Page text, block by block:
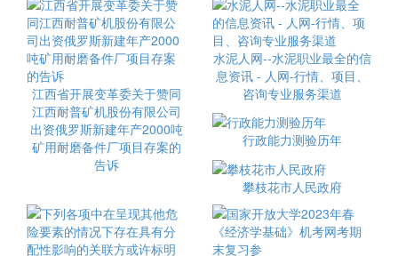
江西省开展变革委关于赞同
江西耐普矿机股份有限公司
出资俄罗斯新建年产2000吨
矿用耐磨备件厂项目存案的
告诉
水泥人网--水泥职业最全的信
息资讯 - 人网-行情、项目、
咨询专业服务渠道
行政能力测验历年
攀枝花市人民政府